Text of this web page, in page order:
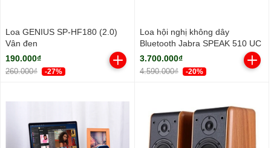
Loa GENIUS SP-HF180 (2.0)
Vân đen
190.000₫
260.000₫ -27%
Loa hội nghị không dây
Bluetooth Jabra SPEAK 510 UC
3.700.000₫
4.590.000₫ -20%